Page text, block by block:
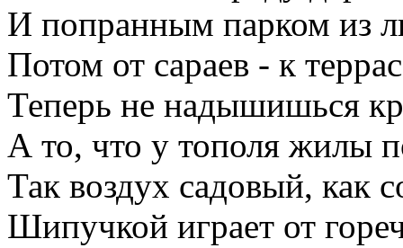
И попранным парком из
Потом от сараев - к
Теперь не надышишься
А то, что у тополя жилы
Так воздух садовый, как
Шипучкой играет от